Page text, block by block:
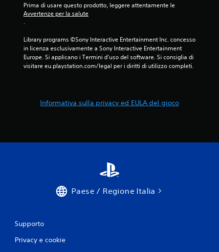
Prima di usare questo prodotto, leggere attentamente le
Avvertenze per la salute
.
Library programs ©Sony Interactive Entertainment Inc. concesso
in licenza esclusivamente a Sony Interactive Entertainment
Europe. Si applicano i Termini d'uso del software. Si consiglia di
visitare eu.playstation.com/legal per i diritti di utilizzo completi.
Informativa sulla privacy ed EULA del gioco
Paese / Regione Italia
Supporto
Privacy e cookie